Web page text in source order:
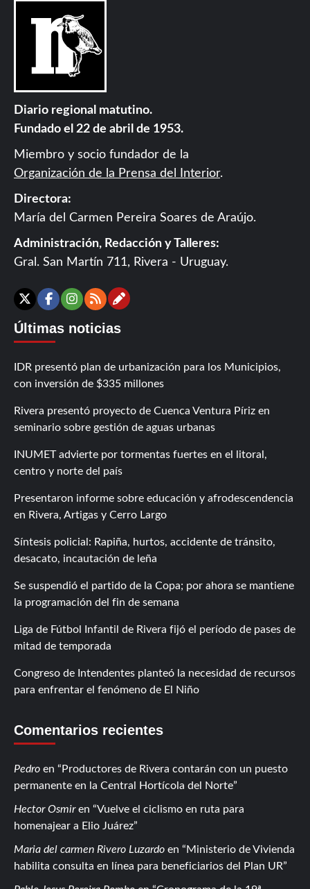
Diario regional matutino.
Fundado el 22 de abril de 1953.
Miembro y socio fundador de la
Organización de la Prensa del Interior.
Directora:
María del Carmen Pereira Soares de Araújo.
Administración, Redacción y Talleres:
Gral. San Martín 711, Rivera - Uruguay.
X Facebook
Instagram
RSSContáctanos
Últimas noticias
IDR presentó plan de urbanización para los Municipios,
con inversión de $335 millones
Rivera presentó proyecto de Cuenca Ventura Píriz en
seminario sobre gestión de aguas urbanas
INUMET advierte por tormentas fuertes en el litoral,
centro y norte del país
Presentaron informe sobre educación y afrodescendencia
en Rivera, Artigas y Cerro Largo
Síntesis policial: Rapiña, hurtos, accidente de tránsito,
desacato, incautación de leña
Se suspendió el partido de la Copa; por ahora se mantiene
la programación del fin de semana
Liga de Fútbol Infantil de Rivera fijó el período de pases de
mitad de temporada
Congreso de Intendentes planteó la necesidad de recursos
para enfrentar el fenómeno de El Niño
Comentarios recientes
Pedro en
Productores de Rivera contarán con un puesto
permanente en la Central Hortícola del Norte
Hector Osmiren
Vuelve el ciclismo en ruta para
homenajear a Elio Juárez
Maria del carmen Rivero Luzardo en
Ministerio de Vivienda
habilita consulta en línea para beneficiarios del Plan UR